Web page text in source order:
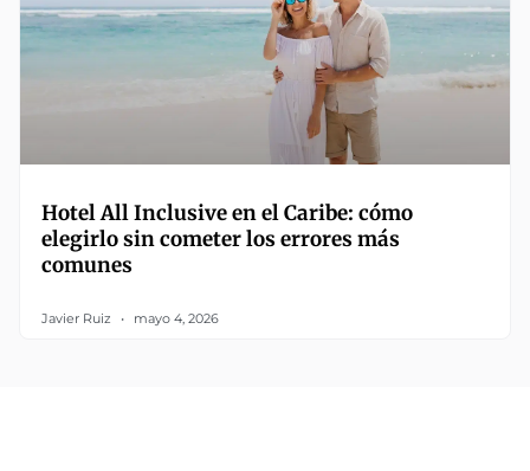
Hotel All Inclusive en el Caribe: cómo
elegirlo sin cometer los errores más
comunes
Javier Ruiz mayo 4, 2026